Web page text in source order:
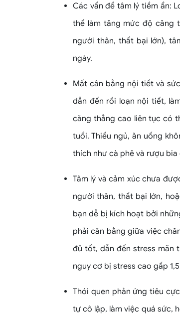
Các vấn đề tâm lý tiềm ẩn:
thể làm tăng mức độ căng
người thân, thất bại lớn),
ngày.
Mất cân bằng nội tiết và
dẫn đến rối loạn nội tiết,
căng thẳng cao liên tục có
tuổi. Thiếu ngủ, ăn uống
thích như cà phê và rượu
Tâm lý và cảm xúc chưa
người thân, thất bại lớn,
bạn dễ bị kích hoạt bởi
phải cân bằng giữa việc
đủ tốt, dẫn đến stress mãn
nguy cơ bị stress cao gấp
Thói quen phản ứng tiêu
tự cô lập, làm việc quá sức,